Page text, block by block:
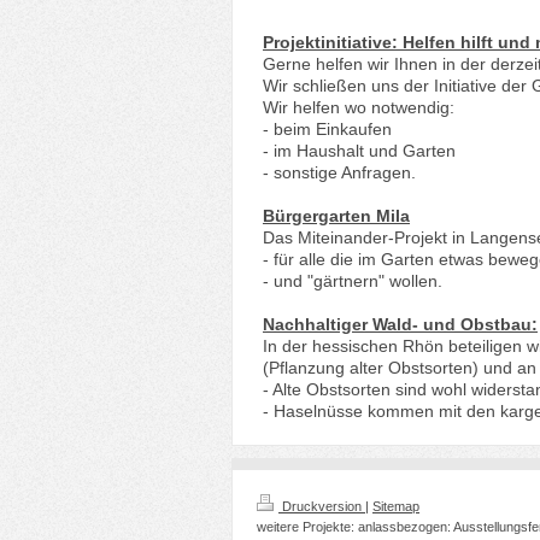
Projektinitiative: Helfen hilft und
Gerne helfen wir Ihnen in der
Wir schließen uns der Initiative der
Wir helfen wo notwendig:
- beim Einkaufen
- im Haushalt und Garten
- sonstige Anfragen.
Bürgergarten Mila
Das Miteinander-Projekt in
- für alle die im Garten etwas
- und "gärtnern" wollen.
Nachhaltiger Wald- und Obstbau:
In der hessischen Rhön beteiligen
(Pflanzung alter Obstsorten) und
- Alte Obstsorten sind wohl
- Haselnüsse kommen mit den
Druckversion | Sitemap
weitere Projekte: anlassbezogen: